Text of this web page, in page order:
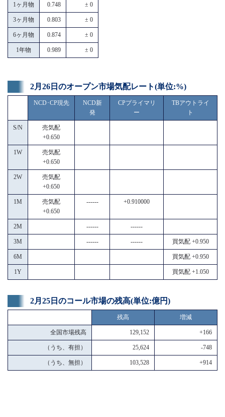
1ヶ月物 0.748 ± 0
3ヶ月物 0.803 ± 0
6ヶ月物 0.874 ± 0
1年物 0.989 ± 0
2月26日のオープン市場気配レート(単位:%)
NCD･CP現先
NCD新
発
CPプライマリ
ー
TBアウトライ
ト
S/N
売気配
+0.650
1W
売気配
+0.650
2W
売気配
+0.650
1M
売気配
+0.650
------ +0.910000
2M ------ ------
3M ------ ------ 買気配 +0.950
6M 買気配 +0.950
1Y 買気配 +1.050
2月25日のコール市場の残高(単位:億円)
残高 増減
全国市場残高 129,152 +166
（うち、有担） 25,624 -748
（うち、無担） 103,528 +914